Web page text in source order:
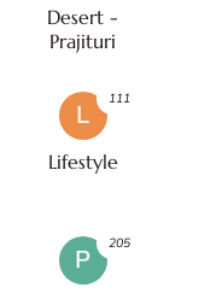
Desert -
Prajituri
L
Lifestyle
111
P
205